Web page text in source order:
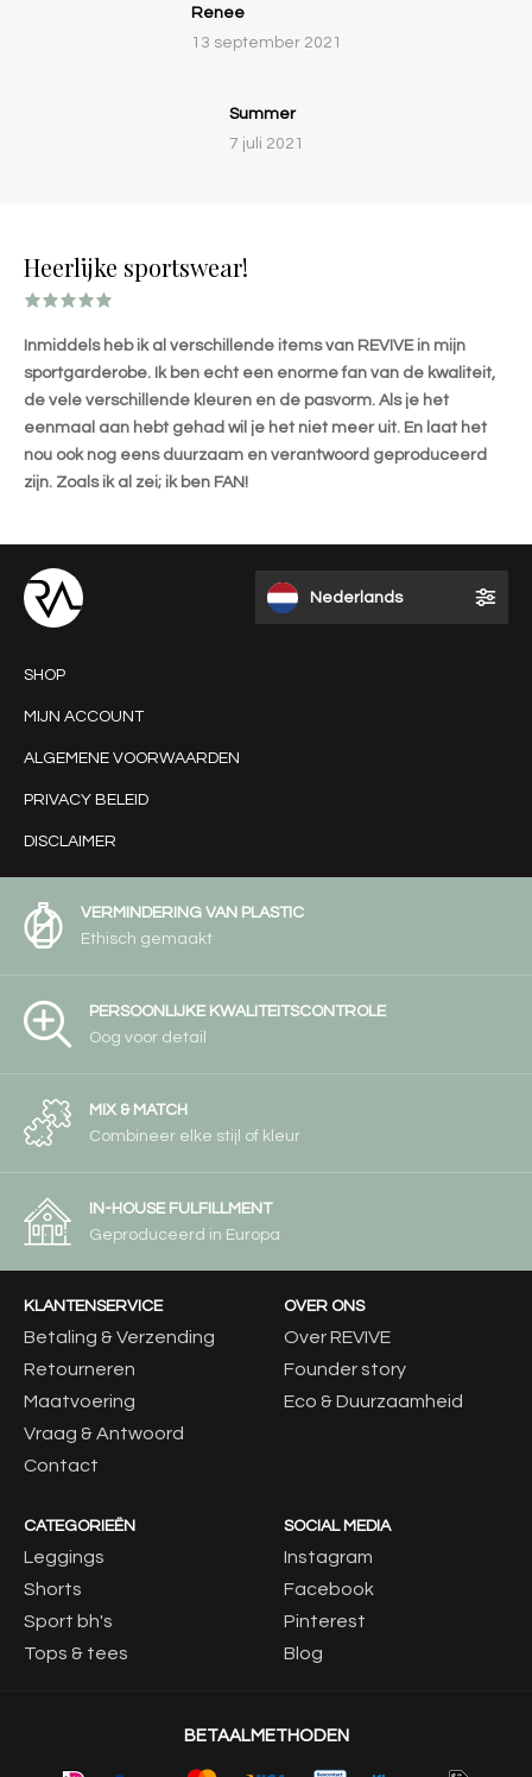
Renee
13 september 2021
Summer
7 juli 2021
Heerlijke sportswear!
Inmiddels heb ik al verschillende items van REVIVE in mijn
sportgarderobe. Ik ben echt een enorme fan van de kwaliteit,
de vele verschillende kleuren en de pasvorm. Als je het
eenmaal aan hebt gehad wil je het niet meer uit. En laat het
nou ook nog eens duurzaam en verantwoord geproduceerd
zijn. Zoals ik al zei; ik ben FAN!
Nederlands
SHOP
MIJN ACCOUNT
ALGEMENE VOORWAARDEN
PRIVACY BELEID
DISCLAIMER
VERMINDERING VAN PLASTIC
Ethisch gemaakt
PERSOONLIJKE KWALITEITSCONTROLE
Oog voor detail
MIX & MATCH
Combineer elke stijl of kleur
IN-HOUSE FULFILLMENT
Geproduceerd in Europa
KLANTENSERVICE
Betaling & Verzending
Retourneren
Maatvoering
Vraag & Antwoord
Contact
OVER ONS
Over REVIVE
Founder story
Eco & Duurzaamheid
CATEGORIEËN
Leggings
Shorts
Sport bh's
Tops & tees
SOCIAL MEDIA
Instagram
Facebook
Pinterest
Blog
BETAALMETHODEN